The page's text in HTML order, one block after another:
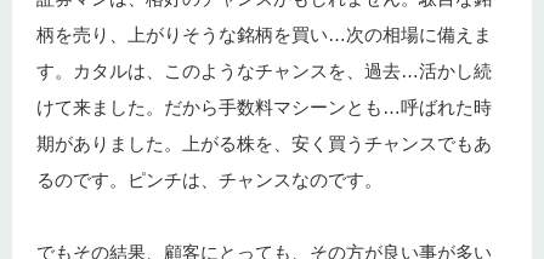
柄を売り、上がりそうな銘柄を買い…次の相場に備えま
す。カタルは、このようなチャンスを、過去…活かし続
けて来ました。だから手数料マシーンとも…呼ばれた時
期がありました。上がる株を、安く買うチャンスでもあ
るのです。ピンチは、チャンスなのです。
でもその結果、顧客にとっても、その方が良い事が多い